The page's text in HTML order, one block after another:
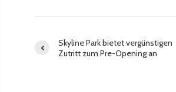
Skyline Park bietet vergünstigen
Zutritt zum Pre-Opening an